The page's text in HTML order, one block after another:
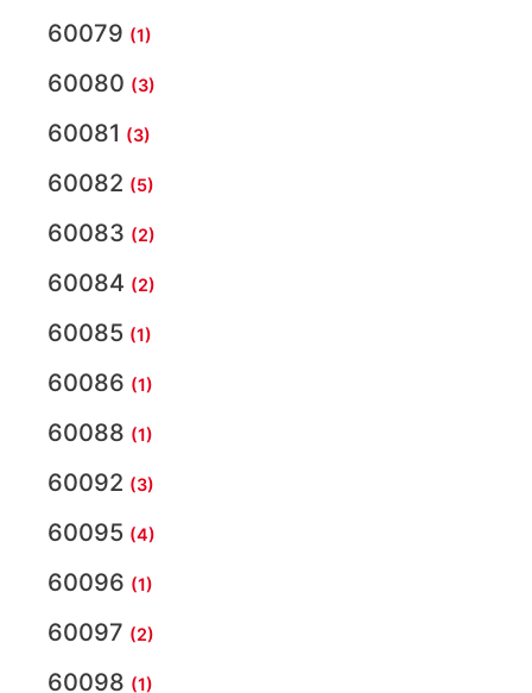
60079 (1)
60080 (3)
60081 (3)
60082 (5)
60083 (2)
60084 (2)
60085 (1)
60086 (1)
60088 (1)
60092 (3)
60095 (4)
60096 (1)
60097 (2)
60098 (1)